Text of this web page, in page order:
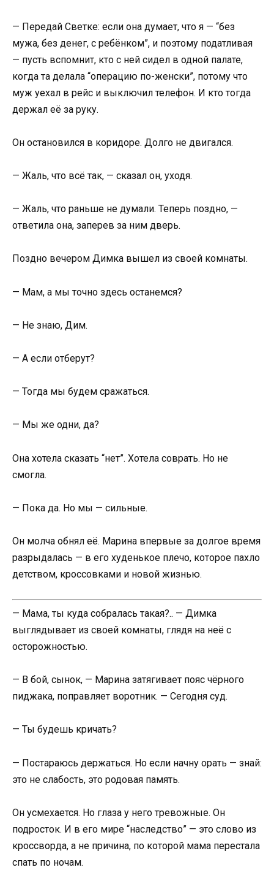
— Передай Светке: если она думает, что я — “без
мужа, без денег, с ребёнком”, и поэтому податливая
— пусть вспомнит, кто с ней сидел в одной палате,
когда та делала “операцию по-женски”, потому что
муж уехал в рейс и выключил телефон. И кто тогда
держал её за руку.
Он остановился в коридоре. Долго не двигался.
— Жаль, что всё так, — сказал он, уходя.
— Жаль, что раньше не думали. Теперь поздно, —
ответила она, заперев за ним дверь.
Поздно вечером Димка вышел из своей комнаты.
— Мам, а мы точно здесь останемся?
— Не знаю, Дим.
— А если отберут?
— Тогда мы будем сражаться.
— Мы же одни, да?
Она хотела сказать “нет”. Хотела соврать. Но не
смогла.
— Пока да. Но мы — сильные.
Он молча обнял её. Марина впервые за долгое время
разрыдалась — в его худенькое плечо, которое пахло
детством, кроссовками и новой жизнью.
— Мама, ты куда собралась такая?.. — Димка
выглядывает из своей комнаты, глядя на неё с
осторожностью.
— В бой, сынок, — Марина затягивает пояс чёрного
пиджака, поправляет воротник. — Сегодня суд.
— Ты будешь кричать?
— Постараюсь держаться. Но если начну орать — знай:
это не слабость, это родовая память.
Он усмехается. Но глаза у него тревожные. Он
подросток. И в его мире “наследство” — это слово из
кроссворда, а не причина, по которой мама перестала
спать по ночам.